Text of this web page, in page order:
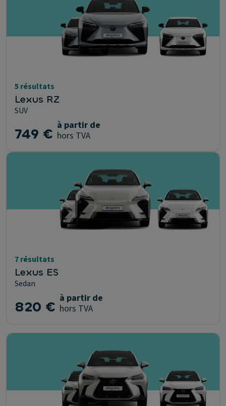
5 résultats
Lexus RZ
SUV
749 € à partir de
hors TVA
7 résultats
Lexus ES
Sedan
820 € à partir de
hors TVA